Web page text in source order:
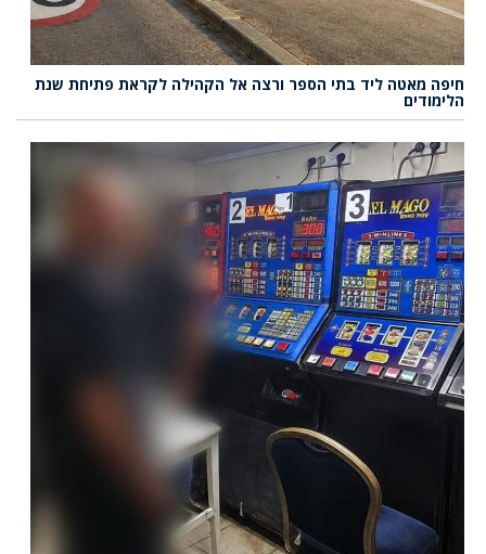
חיפה מאטה ליד בתי הספר ורצה אל הקהילה לקראת פתיחת שנת
הלימודים